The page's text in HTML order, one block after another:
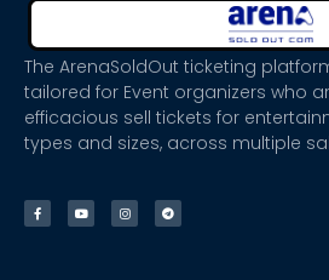
The ArenaSoldOut ticketing
tailored for Event organizers who
efficacious sell tickets for
types and sizes, across multiple